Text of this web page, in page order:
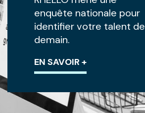
enquête nationale pour
identifier votre talent de
demain.
EN SAVOIR +